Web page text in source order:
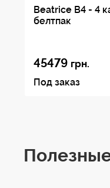
Beatrice B4 - 4
белтпак
45479 грн.
Под заказ